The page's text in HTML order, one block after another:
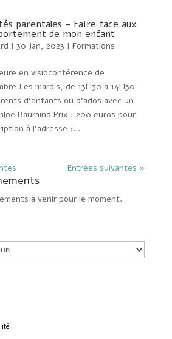
parentales – Faire face aux
de mon enfant
| 30 Jan, 2023 | Formations
en visioconférence de
Les mardis, de 13H30 à 14H30
d’enfants ou d’ados avec un
Bauraind Prix : 200 euros pour
à l’adresse :...
Entrées suivantes »
à venir pour le moment.